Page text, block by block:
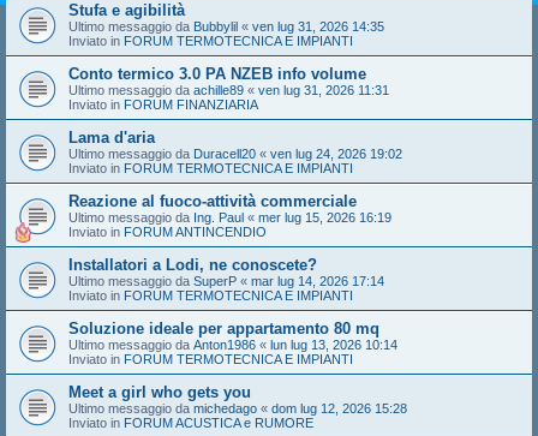
Stufa e agibilità
Ultimo messaggio da Bubbylil « ven lug 31, 2026 14:35
Inviato in FORUM TERMOTECNICA E IMPIANTI
Conto termico 3.0 PA NZEB info volume
Ultimo messaggio da achille89 « ven lug 31, 2026 11:31
Inviato in FORUM FINANZIARIA
Lama d'aria
Ultimo messaggio da Duracell20 « ven lug 24, 2026 19:02
Inviato in FORUM TERMOTECNICA E IMPIANTI
Reazione al fuoco-attività commerciale
Ultimo messaggio da Ing. Paul « mer lug 15, 2026 16:19
Inviato in FORUM ANTINCENDIO
Installatori a Lodi, ne conoscete?
Ultimo messaggio da SuperP « mar lug 14, 2026 17:14
Inviato in FORUM TERMOTECNICA E IMPIANTI
Soluzione ideale per appartamento 80 mq
Ultimo messaggio da Anton1986 « lun lug 13, 2026 10:14
Inviato in FORUM TERMOTECNICA E IMPIANTI
Meet a girl who gets you
Ultimo messaggio da michedago « dom lug 12, 2026 15:28
Inviato in FORUM ACUSTICA e RUMORE